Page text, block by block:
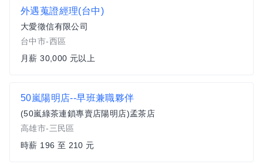
外遇蒐證經理(台中)
大愛徵信有限公司
台中市-西區
月薪 30,000 元以上
50嵐陽明店--早班兼職夥伴
(50嵐綠茶連鎖專賣店陽明店)孟茶店
高雄市-三民區
時薪 196 至 210 元